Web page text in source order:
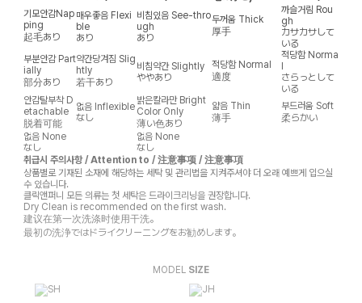
기모안감Nap
ping
起毛あり
매우좋음 Flexi
ble
あり
비침있음 See-thro
ugh
あり
두꺼움 Thick
厚手
까슬거림 Rou
gh
カサカサして
いる
부분안감 Part
ially
部分あり
약간당겨짐 Slig
htly
若干あり
비침약간 Slightly
ややあり
적당함 Normal
適度
적당함 Norma
さらっとして
いる
안감탈부착 D
etachable
脱着可能
없음 Inflexible
なし
밝은칼라만 Bright
Color Only
薄い色あり
얇음 Thin
薄手
부드러움 Soft
柔らかい
없음 None
なし
없음 None
なし
취급시 주의사항 / Attention to / 注意事项 / 注意事項
상품별로 기재된 소재에 해당하는 세탁 및 관리법을 지켜주셔야 더 오래 예쁘게 입으실
수 있습니다.
클릭앤퍼니 모든 의류는 첫 세탁은 드라이크리닝을 권장합니다.
Dry Clean is recommended on the first wash.
建议在第一次洗涤时使用干洗。
最初の洗浄ではドライクリーニングをお勧めします。
MODEL SIZE